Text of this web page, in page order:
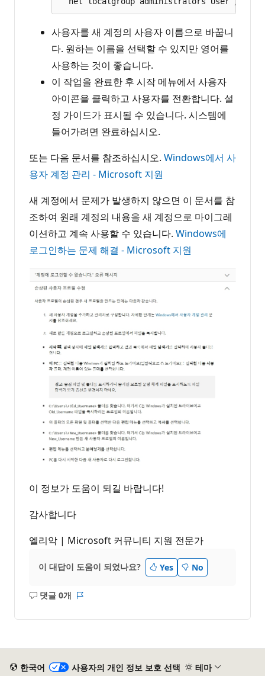
사용자를 새 계정의 사용자 이름으로 바꿉니
다. 원하는 이름을 선택할 수 있지만 영어를
사용하는 것이 좋습니다.
이 작업을 완료한 후 시작 메뉴에서 사용자
아이콘을 클릭하고 사용자를 전환합니다. 설
정 가이드가 표시될 수 있습니다. 시스템에
들어가려면 완료하십시오.
또는 다음 문서를 참조하십시오. Windows에서 사
용자 계정 관리 - Microsoft 지원
새 계정에서 문제가 발생하지 않으면 이 문서를 참
조하여 원래 계정의 내용을 새 계정으로 마이그레
이션하고 계속 사용할 수 있습니다. Windows에
로그인하는 문제 해결 - Microsoft 지원
이 정보가 도움이 되길 바랍니다!
감사합니다
엘리악 | Microsoft 커뮤니티 지원 전문가
이 대답이 도움이 되었나요? Yes No
댓글 0개
설
한국어 사용자의 개인 정보 보호 선택 테마